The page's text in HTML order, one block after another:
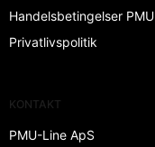
Handelsbetingelser PMU
Privatlivspolitik
KONTAKT
PMU-Line ApS